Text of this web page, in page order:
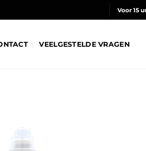
Voor 15
VEELGESTELDE VRAGEN